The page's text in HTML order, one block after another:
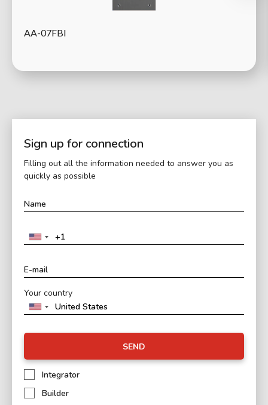
AA-07FBI
Sign up for connection
Filling out all the information needed to answer you as
quickly as possible
Your country
SEND
Integrator
Builder